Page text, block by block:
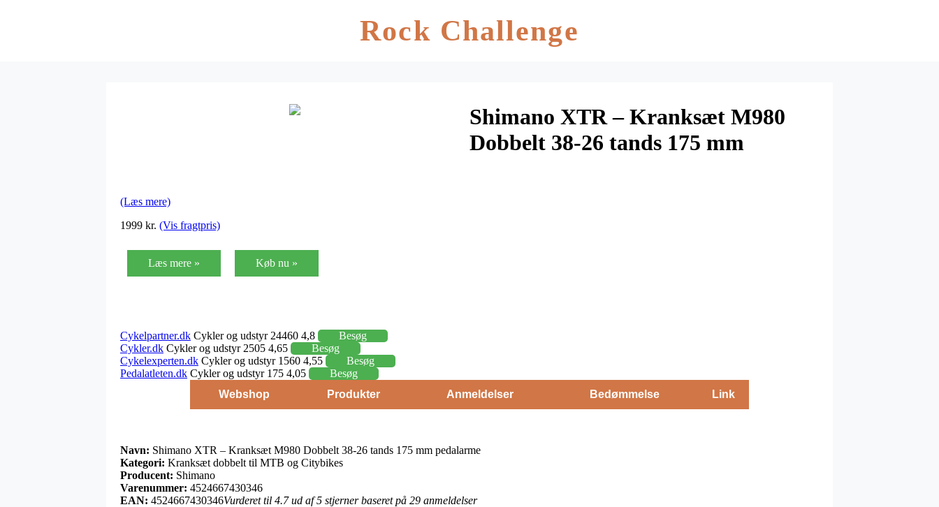
Rock Challenge
Shimano XTR – Kranksæt M980
Dobbelt 38-26 tands 175 mm
(Læs mere)
1999 kr. (Vis fragtpris)
Læs mere » Køb nu »
Cykelpartner.dk Cykler og udstyr 24460 4,8
Besøg
Cykler.dk Cykler og udstyr 2505 4,65
Besøg
Cykelexperten.dk Cykler og udstyr 1560 4,55
Besøg
Pedalatleten.dk Cykler og udstyr 175 4,05
Besøg
Webshop
Produkter Anmeldelser Bedømmelse Link
Navn: Shimano XTR – Kranksæt M980 Dobbelt 38-26 tands 175 mm pedalarme
Kategori: Kranksæt dobbelt til MTB og Citybikes
Producent: Shimano
Varenummer: 4524667430346
EAN: 4524667430346Vurderet til 4.7 ud af 5 stjerner baseret på 29 anmeldelser